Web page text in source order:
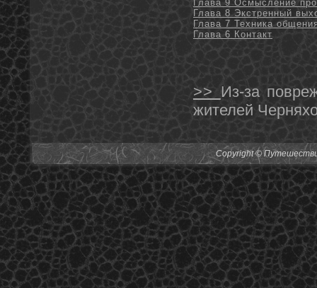
Глава 9 Осмысление
Глава 8 Экстренный
Глава 7 Техника
Глава 6 Контакт
>> Из-за
жителей
Copyright ©